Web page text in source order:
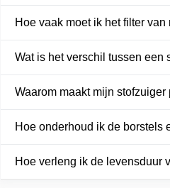
Hoe vaak moet ik het filter
Wat is het verschil tussen een
Waarom maakt mijn
Hoe onderhoud ik de borstels
Hoe verleng ik de levensduur